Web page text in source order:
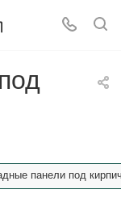
панели под